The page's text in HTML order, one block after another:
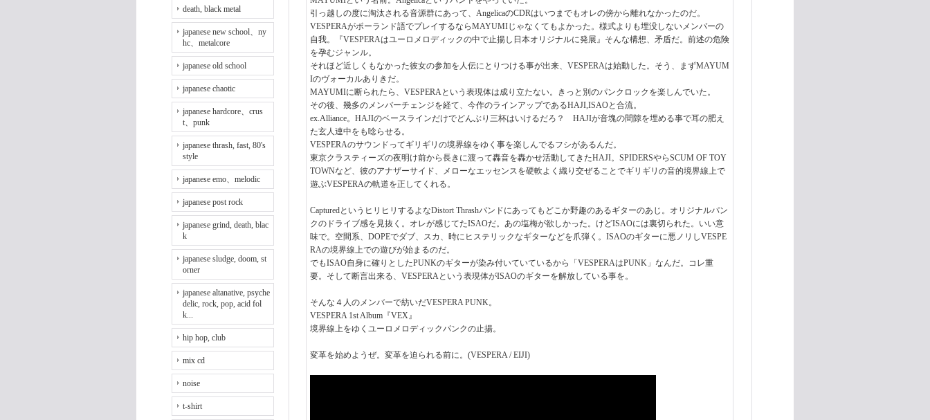
death, black metal
japanese new school、ny
hc、metalcore
japanese old school
japanese chaotic
japanese hardcore、crus
t、punk
japanese thrash, fast, 80's
style
japanese emo、melodic
japanese post rock
japanese grind, death, blac
k
japanese sludge, doom, st
orner
japanese altanative, psyche
delic, rock, pop, acid fol
k...
hip hop, club
mix cd
noise
t-shirt
引っ越しの度に淘汰される音源群にあって、AngelicaのCDRはいつまでもオレの傍から離れなかったのだ。
VESPERAがポーランド語でプレイするならMAYUMIじゃなくてもよかった。様式よりも埋没しないメンバーの
自我。『VESPERAはユーロメロディックの中で止揚し日本オリジナルに発展』そんな構想、矛盾だ。前述の危険
を孕むジャンル。
それほど近しくもなかった彼女の参加を人伝にとりつける事が出来、VESPERAは始動した。そう、まずMAYUM
Iのヴォーカルありきだ。
MAYUMIに断られたら、VESPERAという表現体は成り立たない。きっと別のパンクロックを楽しんでいた。
その後、幾多のメンバーチェンジを経て、今作のラインアップであるHAJI,ISAOと合流。
ex.Alliance。HAJIのベースラインだけでどんぶり三杯はいけるだろ？ HAJIが音塊の間隙を埋める事で耳の肥え
た玄人連中をも唸らせる。
VESPERAのサウンドってギリギリの境界線をゆく事を楽しんでるフシがあるんだ。
東京クラスティーズの夜明け前から長きに渡って轟音を轟かせ活動してきたHAJI。SPIDERSやらSCUM OF TOY
TOWNなど、彼のアナザーサイド、メローなエッセンスを硬軟よく織り交ぜることでギリギリの音的境界線上で
遊ぶVESPERAの軌道を正してくれる。
CapturedというヒリヒリするよなDistort Thrashバンドにあってもどこか野趣のあるギターのあじ。オリジナルパン
クのドライブ感を見抜く。オレが感じてたISAOだ。あの塩梅が欲しかった。けどISAOには裏切られた。いい意
味で。空間系、DOPEでダブ、スカ、時にヒステリックなギターなどを爪弾く。ISAOのギターに悪ノリしVESPE
RAの境界線上での遊びが始まるのだ。
でもISAO自身に確りとしたPUNKのギターが染み付いていているから「VESPERAはPUNK」なんだ。コレ重
要。そして断言出来る、VESPERAという表現体がISAOのギターを解放している事を。
そんな４人のメンバーで紡いだVESPERA PUNK。
VESPERA 1st Album『VEX』
境界線上をゆくユーロメロディックパンクの止揚。
変革を始めようぜ。変革を迫られる前に。(VESPERA / EIJI)